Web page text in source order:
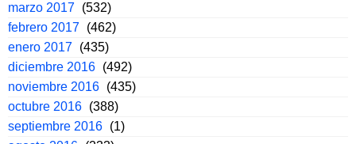
marzo 2017 (532)
febrero 2017 (462)
enero 2017 (435)
diciembre 2016 (492)
noviembre 2016 (435)
octubre 2016 (388)
septiembre 2016 (1)